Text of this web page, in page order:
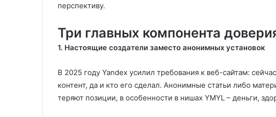
перспективу.
Три главных компонента
1. Настоящие создатели заместо анонимных установок
В 2025 году Yandex усилил требования к веб-сайтам:
контент, да и кто его сделал. Анонимные статьи либо
теряют позиции, в особенности в нишах YMYL – деньги,